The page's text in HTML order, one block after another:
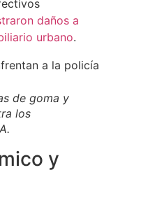
daños a
urbano.
de goma y
los
y